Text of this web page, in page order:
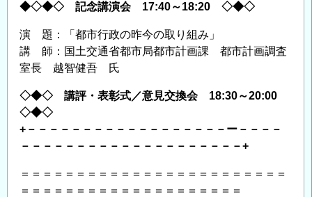
◆◇◆◇ 記念講演会 17:40～18:20 ◇◆◇
演 題：「都市行政の昨今の取り組み」
講 師：国土交通省都市局都市計画課 都市計画調査
室長 越智健吾 氏
◇◆◇ 講評・表彰式／意見交換会 18:30～20:00
◇◆◇
+－－－－－－－－－－－－－－－－－－ー－－－－
－－－－－－－－－－－－－－－－－－－－+
＝＝＝＝＝＝＝＝＝＝＝＝＝＝＝＝＝＝＝＝＝＝＝＝
＝＝＝＝＝＝＝＝＝＝＝＝＝＝＝＝＝＝＝＝